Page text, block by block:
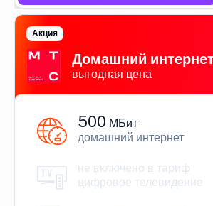
Домашний
выгодная цена
Акция
500 МБит
домашний интернет
не включено в тариф
цифровое телевидение